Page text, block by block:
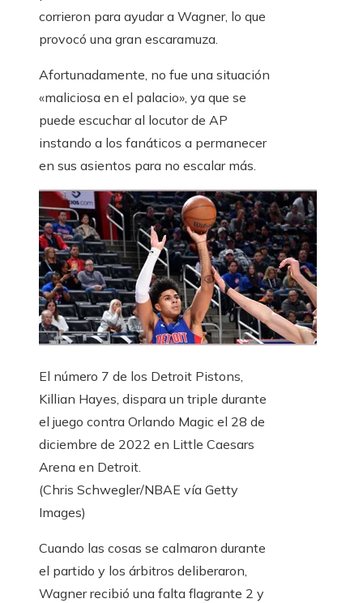
corrieron para ayudar a Wagner, lo que
provocó una gran escaramuza.
Afortunadamente, no fue una situación
«maliciosa en el palacio», ya que se
puede escuchar al locutor de AP
instando a los fanáticos a permanecer
en sus asientos para no escalar más.
El número 7 de los Detroit Pistons,
Killian Hayes, dispara un triple durante
el juego contra Orlando Magic el 28 de
diciembre de 2022 en Little Caesars
Arena en Detroit.
(Chris Schwegler/NBAE vía Getty
Images)
Cuando las cosas se calmaron durante
el partido y los árbitros deliberaron,
Wagner recibió una falta flagrante 2 y